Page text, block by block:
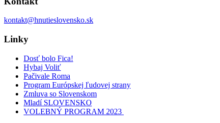
kontakt@hnutieslovensko.sk
Linky
Dosť bolo Fica!
Hybaj Voliť
Pačivale Roma
Program Európskej ľudovej strany
Zmluva so Slovenskom
Mladí SLOVENSKO
VOLEBNÝ PROGRAM 2023